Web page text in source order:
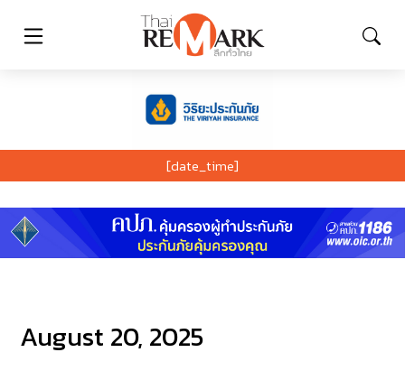
[date_time]
August 20, 2025